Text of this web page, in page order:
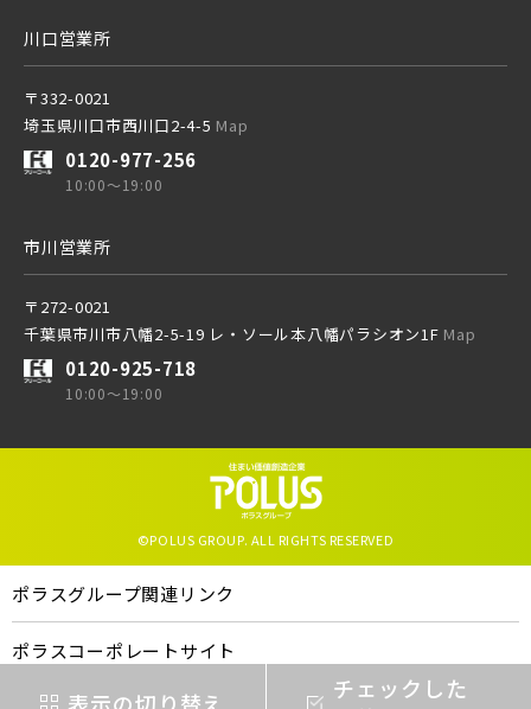
西武有楽町線
その他鉄道
東京メトロ有楽町線
東京メトロ千代田線
北総鉄道
埼玉高速鉄道
ブランドを知る
表示の切り替え
チェックした
西武池袋線
西武新宿線
西武有楽町線
西武豊島線
東京メトロ有楽町線
川口営業所
〒332-0021
埼玉県川口市西川口2-4-5 Map
0120-977-256
10:00～19:00
市川営業所
〒272-0021
千葉県市川市八幡2-5-19 レ・ソール本八幡パラシオン1F Map
0120-925-718
10:00～19:00
©POLUS GROUP. ALL RIGHTS RESERVED
ポラスグループ関連リンク
ポラスコーポレートサイト